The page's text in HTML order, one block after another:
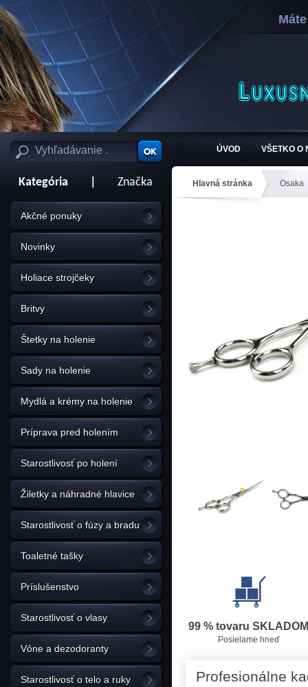
ÚVOD VŠETKO O
Kategória Značka
Akčné ponuky
Novinky
Holiace strojčeky
Britvy
Štetky na holenie
Sady na holenie
Mydlá a krémy na holenie
Príprava pred holením
Starostlivosť po holení
Žiletky a náhradné hlavice
Starostlivosť o fúzy a bradu
Toaletné tašky
Príslušenstvo
Starostlivosť o vlasy
Vône a dezodoranty
Starostlivosť o telo a ruky
Hlavná stránka Osaka
99 % tovaru SKLADOM
Posielame hneď
Profesionálne